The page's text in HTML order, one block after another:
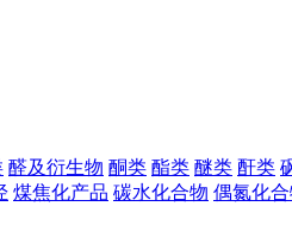
醛及衍生物 酮类 酯类 醚类 酐类
煤焦化产品 碳水化合物 偶氮化合